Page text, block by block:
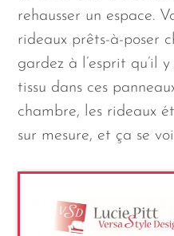
rehausser un espace.
rideaux prêts-à-poser
gardez à l’esprit qu’il
tissu dans ces
chambre, les rideaux
sur mesure, et ça se